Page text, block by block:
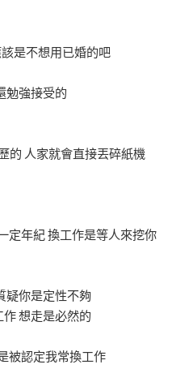
是不想用已婚的吧
勉強接受的
的 人家就會直接丟碎紙機
定年紀 換工作是等人來挖你
疑你是定性不夠
想走是必然的
被認定我常換工作